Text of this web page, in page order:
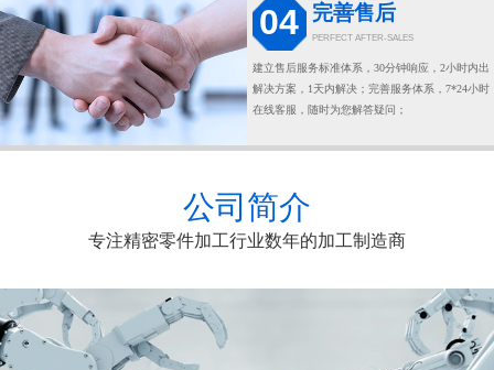
04 完善售后
PERFECT AFTER-SALES
建立售后服务标准体系，30分钟响应，2小时内出
解决方案，1天内解决；完善服务体系，7*24小时
在线客服，随时为您解答疑问；
公司简介
专注精密零件加工行业数年的加工制造商